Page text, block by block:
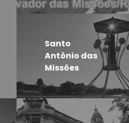
Santo
Antônio das
Missões